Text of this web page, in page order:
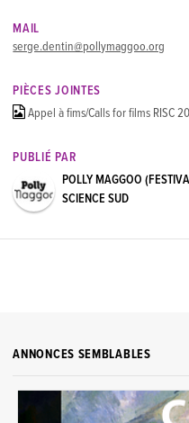
MAIL
serge.dentin@pollymaggoo.org
PIÈCES JOINTES
Appel à fims/Calls for films RISC
PUBLIÉ PAR
POLLY MAGGOO
SCIENCE SUD
ANNONCES SEMBLABLES